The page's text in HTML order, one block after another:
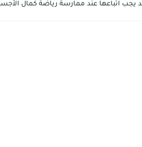
يجب اتباعها عند ممارسة رياضة كمال